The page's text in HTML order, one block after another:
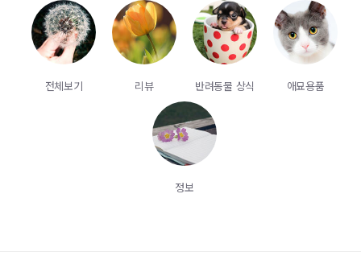
전체보기 리뷰 반려동물 상식 애묘용품
정보